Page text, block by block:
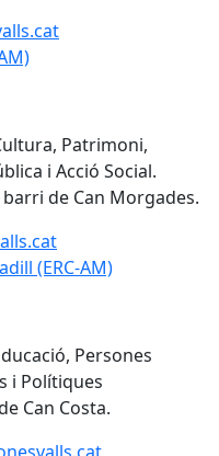
Patrimoni,
i Acció Social.
de Can Morgades.
(ERC-AM)
(ERC-AM)
Persones
i Polítiques
Can Costa.